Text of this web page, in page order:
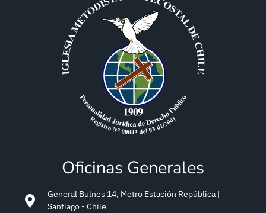
Oficinas Generales
General Bulnes 14, Metro Estación República |
Santiago - Chile